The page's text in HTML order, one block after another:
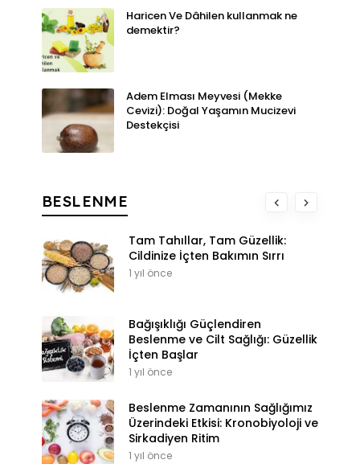
Haricen Ve Dâhilen kullanmak ne
demektir?
Adem Elması Meyvesi (Mekke
Cevizi): Doğal Yaşamın Mucizevi
Destekçisi
BESLENME
Tam Tahıllar, Tam Güzellik:
Cildinize İçten Bakımın Sırrı
1 yıl önce
Bağışıklığı Güçlendiren
Beslenme ve Cilt Sağlığı: Güzellik
İçten Başlar
1 yıl önce
Beslenme Zamanının Sağlığımız
Üzerindeki Etkisi: Kronobiyoloji ve
Sirkadiyen Ritim
1 yıl önce